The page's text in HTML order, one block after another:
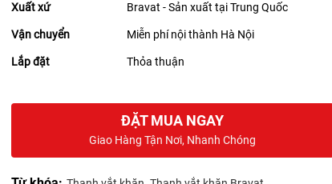
Xuất xứ Bravat - Sản xuất tại Trung Quốc
Vận chuyển Miễn phí nội thành Hà Nội
Lắp đặt Thỏa thuận
ĐẶT MUA NGAY
Giao Hàng Tận Nơi, Nhanh Chóng